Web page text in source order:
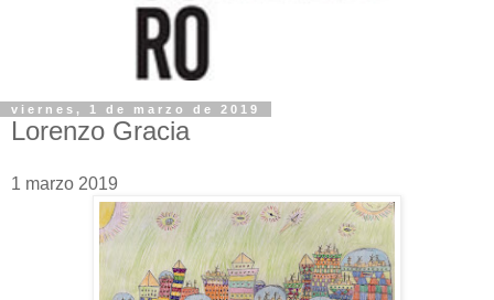
viernes, 1 de marzo de 2019
Lorenzo Gracia
1 marzo 2019